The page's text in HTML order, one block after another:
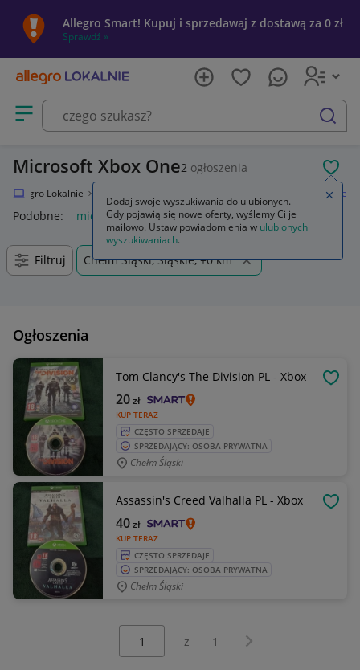
Allegro Smart! Kupuj i sprzedawaj z dostawą za 0 zł
Sprawdź »
Otwórz menu z kategoriami
szukaj
Microsoft Xbox One2 ogłoszenia
Allegro Lokalnie Microsoft Xbox One
Podobne: microsoft xbox one
Filtruj Chełm Śląski, Śląskie, +0 km
Ogłoszenia
Tom Clancy's The Division PL - Xbox
KUP TERAZ
20zł
CZĘSTO SPRZEDAJE
SPRZEDAJĄCY: OSOBA PRYWATNA
Chełm Śląski
Assassin's Creed Valhalla PL - Xbox
KUP TERAZ
40zł
CZĘSTO SPRZEDAJE
SPRZEDAJĄCY: OSOBA PRYWATNA
Chełm Śląski
z 1 Następna strona
Dodaj swoje wyszukiwania do ulubionych.
Gdy pojawią się nowe oferty, wyślemy Ci je
mailowo. Ustaw powiadomienia w ulubionych
wyszukiwaniach.